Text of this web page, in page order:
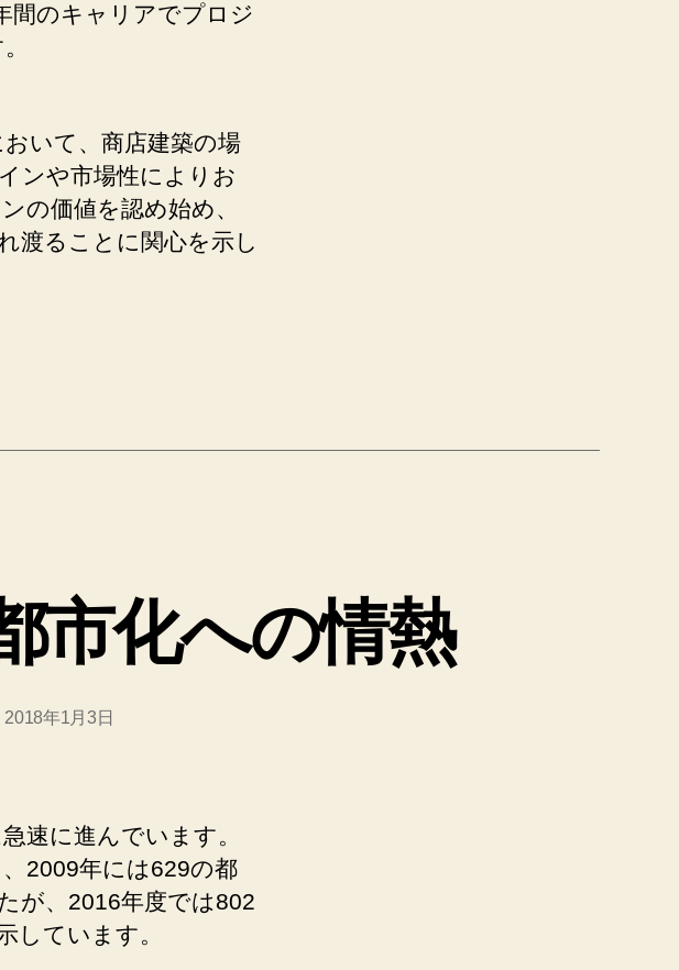
間のキャリアでプロジ
いて、商店建築の場
ンや市場性によりお
の価値を認め始め、
渡ることに関心を示し
市化への情熱
2018年1月3日
速に進んでいます。
2009年には629の都
が、2016年度では802
しています。